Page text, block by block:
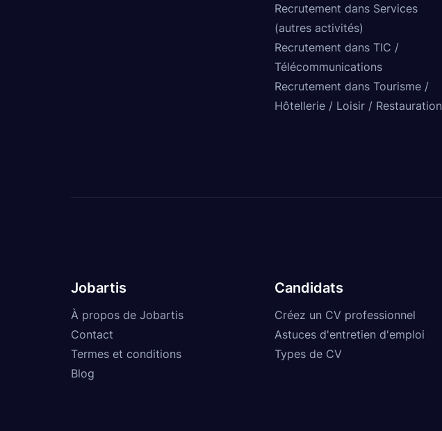
Recrutement dans Services
(autres activités)
Recrutement dans TIC /
Télécommunications
Recrutement dans Tourisme /
Hôtellerie / Loisir / Restauration
Jobartis
À propos de Jobartis
Contact
Termes et conditions
Blog
Candidats
Créez un CV professionnel
Astuces d'entretien d'emploi
Types de CV